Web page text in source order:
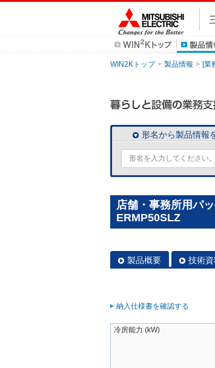
WIN2Kトップ 製品情報 [業
形名から製品情報
店舗・事務所用パ
ERMP50SLZ
製品概要 技術
納入仕様書を確認する
冷房能力 (kW)